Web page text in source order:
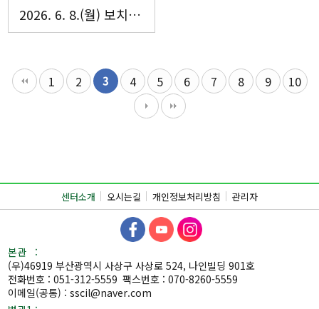
2026. 6. 8.(월) 보치아 자조모임 ‘다모아’ 8회기 활동
1 2 3 4 5 6 7 8 9 10
센터소개 오시는길 개인정보처리방침 관리자
본관 :
(우)46919 부산광역시 사상구 사상로 524, 나인빌딩 901호
전화번호 : 051-312-5559 팩스번호 : 070-8260-5559
이메일(공통) : sscil@naver.com